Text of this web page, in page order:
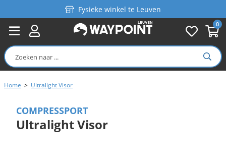
0
Fysieke winkel te Leuven
Persoonlijk advies
Gratis verzending in België vanaf €99
Home > Ultralight Visor
COMPRESSPORT
Ultralight Visor